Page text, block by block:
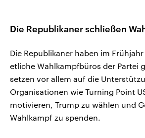
Die Republikaner schließen
Die Republikaner haben im
etliche Wahlkampfbüros der Partei
setzen vor allem auf die
Organisationen wie Turning Point
motivieren, Trump zu wählen und
Wahlkampf zu spenden.